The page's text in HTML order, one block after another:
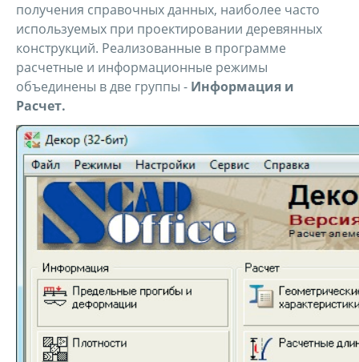
получения справочных данных, наиболее часто
используемых при проектировании деревянных
конструкций. Реализованные в программе
расчетные и информационные режимы
объединены в две группы - Информация и
Расчет.